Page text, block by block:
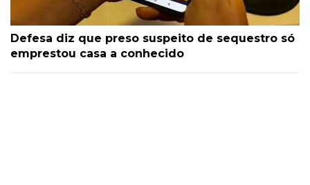
Defesa diz que preso suspeito de sequestro só
emprestou casa a conhecido